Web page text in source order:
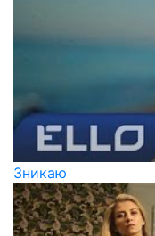
Зникаю